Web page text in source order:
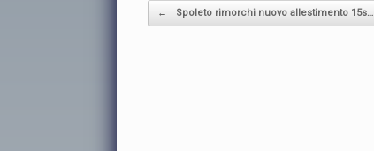
Navigazione articolo
← Spoleto rimorchi nuovo allestimento 15s…